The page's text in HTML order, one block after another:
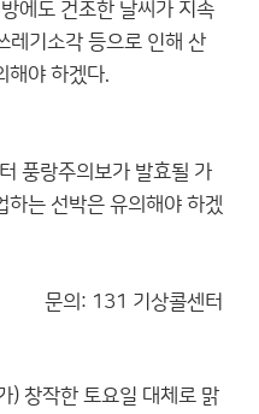
에도 건조한 날씨가 지속
레기소각 등으로 인해 산
해야 하겠다.
풍랑주의보가 발효될 가
하는 선박은 유의해야 하겠
문의: 131 기상콜센터
) 창작한 토요일 대체로 맑